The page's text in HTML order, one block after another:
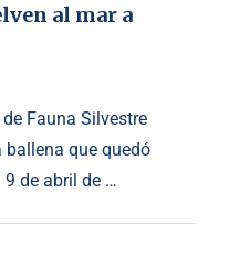
al mar a
Fauna Silvestre
que quedó
9 de abril de …